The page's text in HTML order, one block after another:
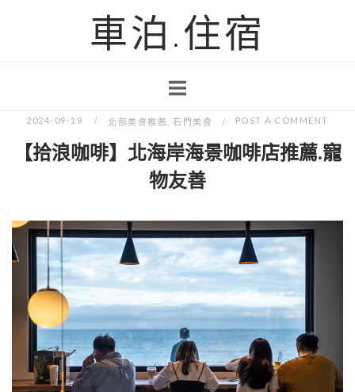
車泊.住宿
2024-09-19 北部美食推薦 ,石門美食 POST A COMMENT
【拾浪咖啡】北海岸海景咖啡店推薦.寵
物友善